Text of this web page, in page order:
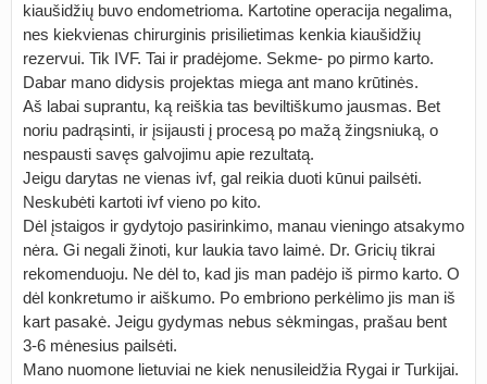
kiaušidžių buvo endometrioma. Kartotine operacija negalima,
nes kiekvienas chirurginis prisilietimas kenkia kiaušidžių
rezervui. Tik IVF. Tai ir pradėjome. Sekme- po pirmo karto.
Dabar mano didysis projektas miega ant mano krūtinės.
Aš labai suprantu, ką reiškia tas beviltiškumo jausmas. Bet
noriu padrąsinti, ir įsijausti į procesą po mažą žingsniuką, o
nespausti savęs galvojimu apie rezultatą.
Jeigu darytas ne vienas ivf, gal reikia duoti kūnui pailsėti.
Neskubėti kartoti ivf vieno po kito.
Dėl įstaigos ir gydytojo pasirinkimo, manau vieningo atsakymo
nėra. Gi negali žinoti, kur laukia tavo laimė. Dr. Gricių tikrai
rekomenduoju. Ne dėl to, kad jis man padėjo iš pirmo karto. O
dėl konkretumo ir aiškumo. Po embriono perkėlimo jis man iš
kart pasakė. Jeigu gydymas nebus sėkmingas, prašau bent
3-6 mėnesius pailsėti.
Mano nuomone lietuviai ne kiek nenusileidžia Rygai ir Turkijai.